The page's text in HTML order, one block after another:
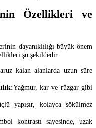
Özellikleri ve
dayanıklılığı büyük önem
şu şekildedir:
kalan alanlarda uzun süre
Yağmur, kar ve rüzgar gibi
yapışır, kolayca sökülmez
kontrastı sayesinde, uzak